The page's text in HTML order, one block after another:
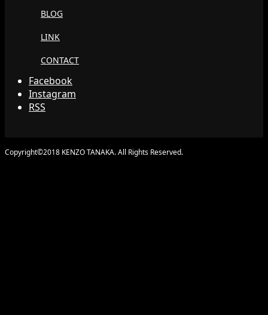
BLOG
LINK
CONTACT
Facebook
Instagram
RSS
Copyright©2018 KENZO TANAKA. All Rights Reserved.